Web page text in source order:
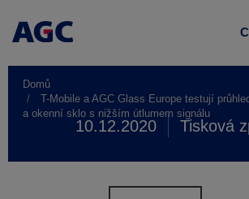
Domů
T-Mobile a AGC Glass Europe testují
a okenní sklo s nižším útlumem signálu
10.12.2020 Tisková